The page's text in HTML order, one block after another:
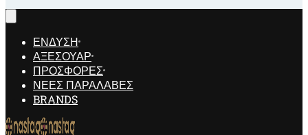
ΕΝΔΥΣΗ
ΑΞΕΣΟΥΑΡ
ΠΡΟΣΦΟΡΕΣ
ΝΕΕΣ ΠΑΡΑΛΑΒΕΣ
BRANDS